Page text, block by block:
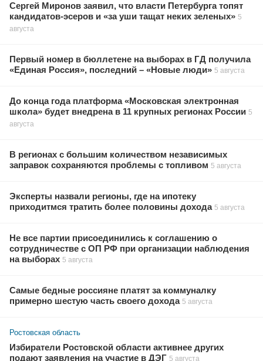
Сергей Миронов заявил, что власти Петербурга топят
кандидатов-эсеров и «за уши тащат неких зеленых» 5
августа
Первый номер в бюллетене на выборах в ГД получила
«Единая Россия», последний – «Новые люди» 5 августа
До конца года платформа «Московская электронная
школа» будет внедрена в 11 крупных регионах России 5
августа
В регионах с большим количеством независимых
заправок сохраняются проблемы с топливом 5 августа
Эксперты назвали регионы, где на ипотеку
приходитмся тратить более половины дохода 5 августа
Не все партии присоединились к соглашению о
сотрудничестве с ОП РФ при организации наблюдения
на выборах 5 августа
Самые бедные россияне платят за коммуналку
примерно шестую часть своего дохода 5 августа
Ростовская область
Избиратели Ростовской области активнее других
подают заявления на участие в ДЭГ 5 августа